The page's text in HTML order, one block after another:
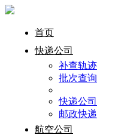
首页
快递公司
补查轨迹
批次查询
快递公司
邮政快递
航空公司